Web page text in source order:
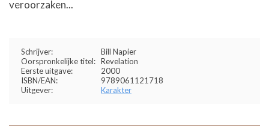
veroorzaken...
Schrijver:
Bill Napier
Oorspronkelijke titel: Revelation
Eerste uitgave:
2000
ISBN/EAN:
9789061121718
Uitgever:
Karakter